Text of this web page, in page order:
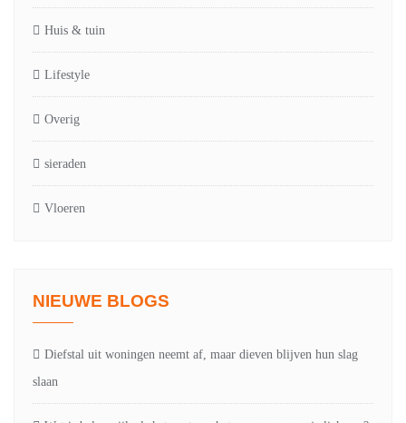
Huis & tuin
Lifestyle
Overig
sieraden
Vloeren
NIEUWE BLOGS
Diefstal uit woningen neemt af, maar dieven blijven hun slag
slaan